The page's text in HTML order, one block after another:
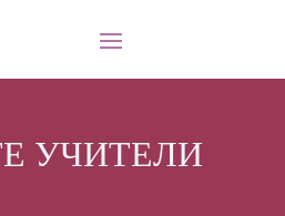
УЧИТЕЛИ